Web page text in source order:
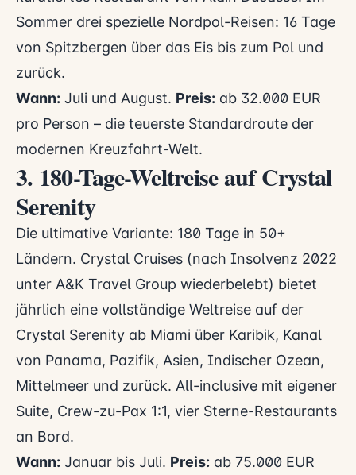
Sommer drei spezielle Nordpol-Reisen: 16 Tage
von Spitzbergen über das Eis bis zum Pol und
zurück.
Wann: Juli und August. Preis: ab 32.000 EUR
pro Person – die teuerste Standardroute der
modernen Kreuzfahrt-Welt.
3. 180-Tage-Weltreise auf Crystal
Serenity
Die ultimative Variante: 180 Tage in 50+
Ländern. Crystal Cruises (nach Insolvenz 2022
unter A&K Travel Group wiederbelebt) bietet
jährlich eine vollständige Weltreise auf der
Crystal Serenity ab Miami über Karibik, Kanal
von Panama, Pazifik, Asien, Indischer Ozean,
Mittelmeer und zurück. All-inclusive mit eigener
Suite, Crew-zu-Pax 1:1, vier Sterne-Restaurants
an Bord.
Wann: Januar bis Juli. Preis: ab 75.000 EUR